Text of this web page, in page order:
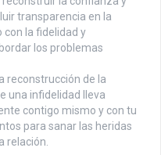
transparencia en la
con la fidelidad y
los problemas
reconstrucción de la
una infidelidad lleva
contigo mismo y con tu
para sanar las heridas
relación.